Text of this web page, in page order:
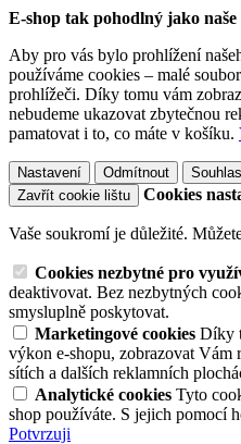
E-shop tak pohodlný jako
Aby pro vás bylo prohlížení
používáme cookies – malé
prohlížeči. Díky tomu vám
nebudeme ukazovat zbytečnou
pamatovat i to, co máte v košíku.
Nastavení Odmítnout
Zavřít cookie lištu
Cookies
Vaše soukromí je důležité.
Cookies nezbytné pro
deaktivovat. Bez nezbytných
smysluplně poskytovat.
Marketingové cookies Díky
výkon e-shopu, zobrazovat Vám
sítích a dalších reklamních
Analytické cookies Tyto
shop používáte. S jejich pomocí
Potvrzuji